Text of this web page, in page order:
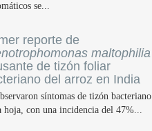
se...
reporte de
maltophilia
de tizón foliar
del arroz en India
síntomas de tizón bacteriano
hoja, con una incidencia del 47%...